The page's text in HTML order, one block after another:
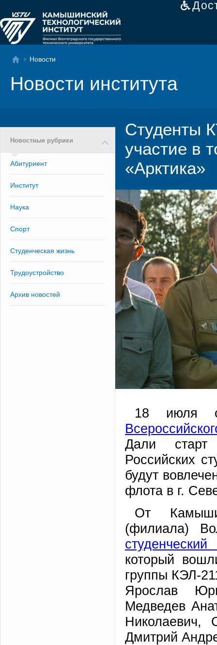
Новости
Новости института
Новостные рубрики
Абитуриент
Институт
Наука
Спорт
Студенческая жизнь
Трудоустройство
Архив новостей
Студенты
участие в
«Арктика»
18 июля
Дали старт
Российских
будут
флота в г.
От
(филиала)
который
группы КЭЛ-
Ярослав
Медведев
Николаевич,
Дмитрий